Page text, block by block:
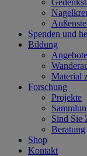
Spenden und
Bildung
Angebote
Material
Forschung
Projekte
Sind Sie
Beratung
Shop
Kontakt